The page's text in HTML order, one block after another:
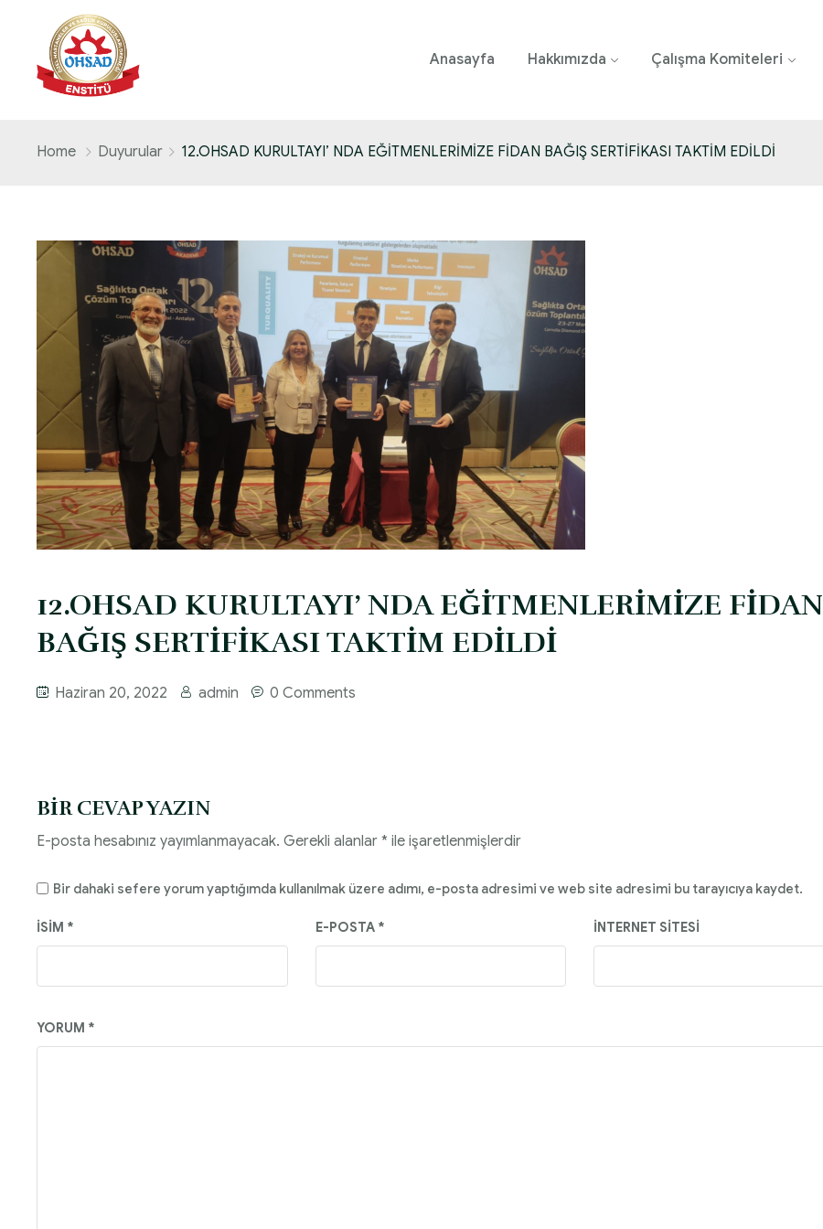
Anasayfa Hakkımızda Çalışma Komiteleri
Home Duyurular 12.OHSAD KURULTAYI’ NDA EĞİTMENLERİMİZE FİDAN BAĞIŞ SERTİFİKASI TAKTİM EDİLDİ
12.OHSAD KURULTAYI’ NDA EĞİTMENLERİMİZE FİDAN
BAĞIŞ SERTİFİKASI TAKTİM EDİLDİ
Haziran 20, 2022 admin 0 Comments
BIR CEVAP YAZIN
E-posta hesabınız yayımlanmayacak. Gerekli alanlar * ile işaretlenmişlerdir
YORUM *
İSIM * E-POSTA * İNTERNET SITESI
Bir dahaki sefere yorum yaptığımda kullanılmak üzere adımı, e-posta adresimi ve web site adresimi bu tarayıcıya kaydet.